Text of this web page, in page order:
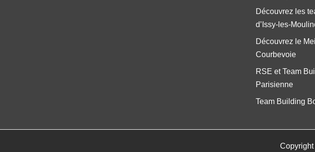
Découvrez les
d’Issy-les-
Découvrez le
Courbevoie
RSE et Team
Parisienne
Team Building